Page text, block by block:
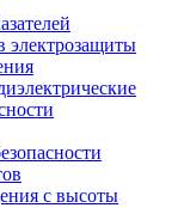
электрозащиты
с высоты